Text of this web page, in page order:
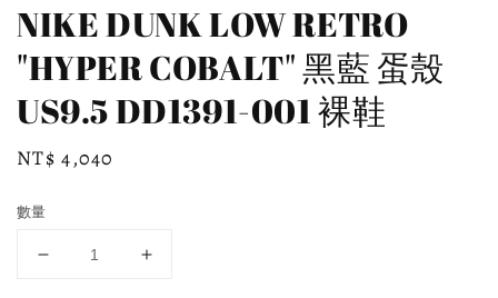
NIKE DUNK LOW RETRO
"HYPER COBALT" 黑藍 蛋殼
US9.5 DD1391-001 裸鞋
Regular
NT$ 4,040
數量